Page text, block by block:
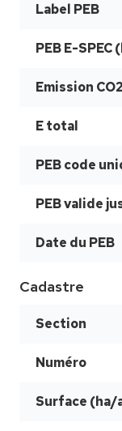
Label PEB
PEB E-
Emission CO2
E total
PEB code
PEB valide
Date du PEB
Cadastre
Section
Numéro
Surface (ha/